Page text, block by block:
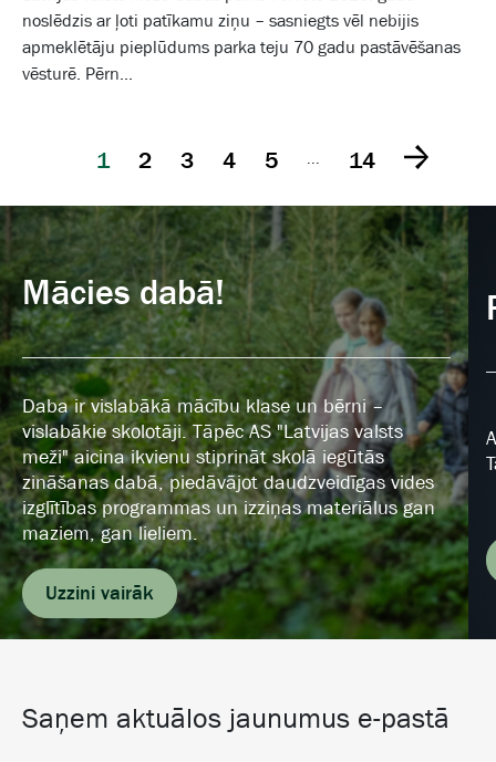
noslēdzis ar ļoti patīkamu ziņu – sasniegts vēl nebijis
apmeklētāju pieplūdums parka teju 70 gadu pastāvēšanas
vēsturē. Pērn...
1 2 3 4 5 ... 14
Mācies dabā!
Daba ir vislabākā mācību klase un bērni –
vislabākie skolotāji. Tāpēc AS "Latvijas valsts
meži" aicina ikvienu stiprināt skolā iegūtās
zināšanas dabā, piedāvājot daudzveidīgas vides
izglītības programmas un izziņas materiālus gan
maziem, gan lieliem.
Uzzini vairāk
Saņem aktuālos jaunumus e-pastā